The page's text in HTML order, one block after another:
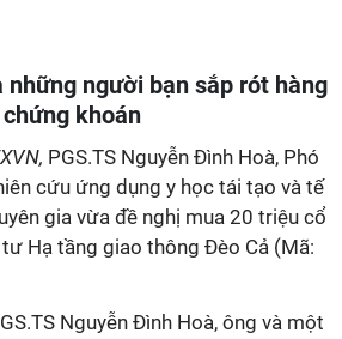
những người bạn sắp rót hàng
khoán
PGS.TS Nguyễn Đình Hoà, Phó
cứu ứng dụng y học tái tạo và tế
gia vừa đề nghị mua 20 triệu cổ
Hạ tầng giao thông Đèo Cả (Mã:
Nguyễn Đình Hoà, ông và một